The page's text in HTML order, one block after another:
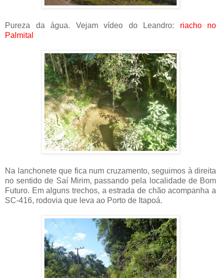
Pureza da água. Vejam vídeo do Leandro: riacho no
Palmital
Na lanchonete que fica num cruzamento, seguimos à direita
no sentido de Saí Mirim, passando pela localidade de Bom
Futuro. Em alguns trechos, a estrada de chão acompanha a
SC-416, rodovia que leva ao Porto de Itapoá.